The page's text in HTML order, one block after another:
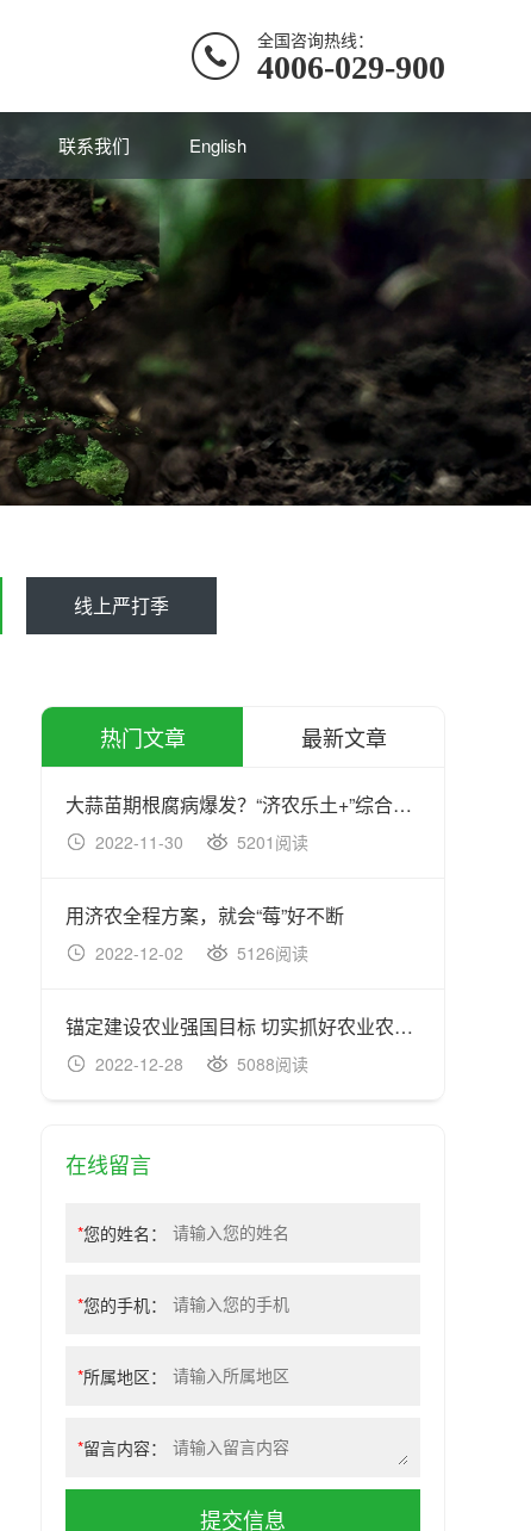
全国咨询热线：
4006-029-900
联系我们 English
线上严打季
热门文章 最新文章
大蒜苗期根腐病爆发？“济农乐土+”综合方案防治效果佳
2022-11-30 5201阅读
用济农全程方案，就会“莓”好不断
2022-12-02 5126阅读
锚定建设农业强国目标 切实抓好农业农村工作
2022-12-28 5088阅读
在线留言
*您的姓名：
*您的手机：
*所属地区：
*留言内容：
提交信息